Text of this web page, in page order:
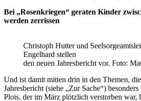
Bei „Rosenkriegen“ geraten Kinder
werden zerrissen
Christoph Hutter und
Engelhard stellen
den neuen Jahresbericht vor. Foto:
Und ist damit mitten drin in den Themen,
Jahresbericht (siehe „Zur Sache“)
Plois, der im März plötzlich verstorben war,